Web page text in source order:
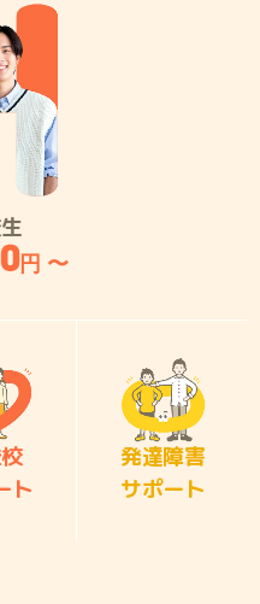
円 〜
ト
発達障害
サポート